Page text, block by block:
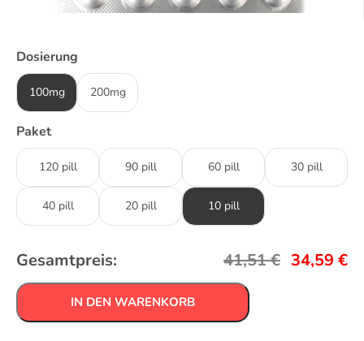
Dosierung
100mg 200mg
Paket
120 pill 90 pill 60 pill 30 pill
40 pill 20 pill 10 pill
Gesamtpreis: 41,51€ 34,59 €
IN DEN WARENKORB